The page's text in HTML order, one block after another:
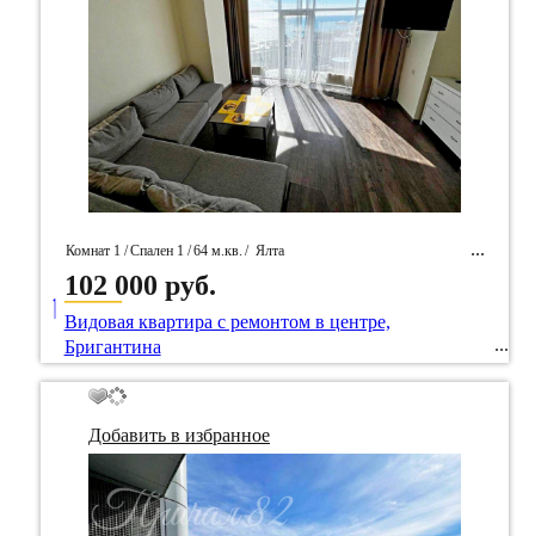
Комнат 1 /Спален 1 /64 м.кв. / Ялта
/ Идентификатор собственность 83648
102 000 руб.
____
Видовая квартира с ремонтом в центре,
Бригантина
Добавить в избранное